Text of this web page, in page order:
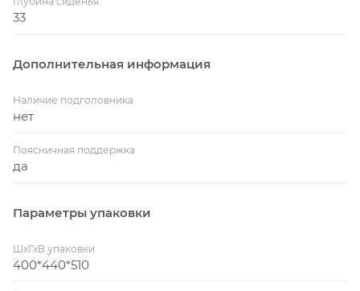
33
Дополнительная информация
Наличие подголовника
нет
Поясничная поддержка
да
Параметры упаковки
ШхГхВ упаковки
400*440*510